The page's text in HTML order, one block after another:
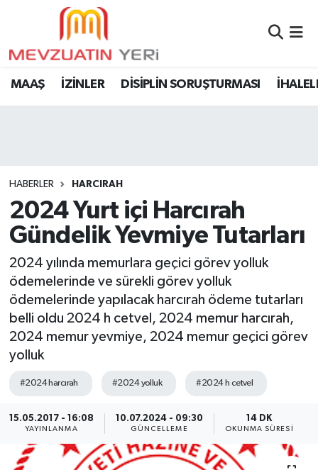
MAAŞ İZİNLER DİSİPLİN SORUŞTURMASI
HABERLER HARCIRAH
2024 Yurt içi Harcırah
Gündelik Yevmiye Tutarları
2024 yılında memurlara geçici görev yolluk
ödemelerinde ve sürekli görev yolluk
ödemelerinde yapılacak harcırah ödeme tutarları
belli oldu 2024 h cetvel, 2024 memur harcırah,
2024 memur yevmiye, 2024 memur geçici görev
yolluk
#2024 harcırah #2024 yolluk #2024 h cetvel
15.05.2017 - 16:08
YAYINLANMA
10.07.2024 - 09:30
GÜNCELLEME
14 DK
OKUNMA SÜRESI